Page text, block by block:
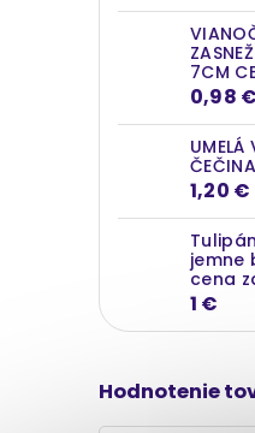
7CM
0,98 €
UMELÁ
1,20 €
jemne
cena
1 €
Hodnotenie